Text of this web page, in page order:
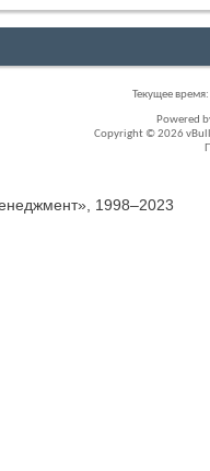
Текущее время:
Powered
Copyright © 2026
1998–2023